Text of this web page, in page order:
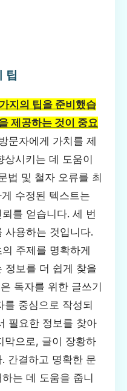
팁
지의 팁을 준비했습
제공하는 것이 중요
문자에게 가치를 제
상시키는 데 도움이
법 및 철자 오류를 최
수정된 텍스트는
를 얻습니다. 세 번
사용하는 것입니다.
주제를 명확하게
정보를 더 쉽게 찾을
독자를 위한 글쓰기
를 중심으로 작성되
필요한 정보를 찾아
막으로, 글이 장황하
간결하고 명확한 문
는 데 도움을 줍니